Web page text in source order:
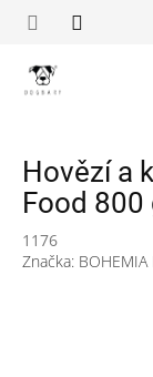
Hovězí a
Food 800
1176
Značka: BOHEMIA